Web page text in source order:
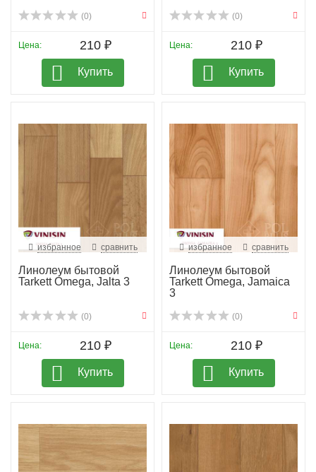
(0)
Цена: 210 ₽
Купить
(0)
Цена: 210 ₽
Купить
избранное сравнить
Линолеум бытовой
Tarkett Omega, Jalta 3
(0)
Цена: 210 ₽
Купить
избранное сравнить
Линолеум бытовой
Tarkett Omega, Jamaica
3
(0)
Цена: 210 ₽
Купить